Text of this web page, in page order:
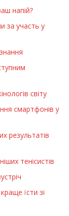
напій?
за участь у
світу
смартфонів у
результатів
тенісистів
їсти зі